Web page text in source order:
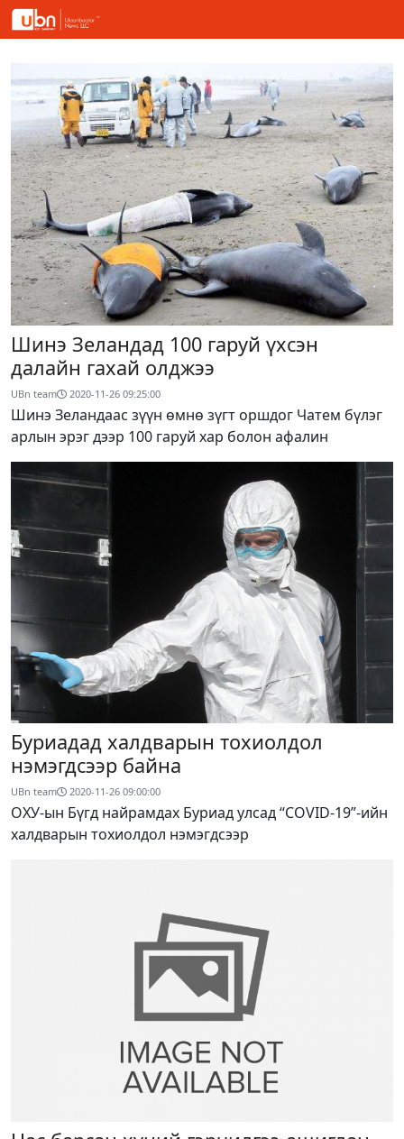
Шинэ Зеландад 100 гаруй үхсэн
далайн гахай олджээ
UBn team 2020-11-26 09:25:00
Шинэ Зеландаас зүүн өмнө зүгт оршдог Чатем бүлэг
арлын эрэг дээр 100 гаруй хар болон афалин
Буриадад халдварын тохиолдол
нэмэгдсээр байна
UBn team 2020-11-26 09:00:00
ОХУ-ын Бүгд найрамдах Буриад улсад “COVID-19”-ийн
халдварын тохиолдол нэмэгдсээр